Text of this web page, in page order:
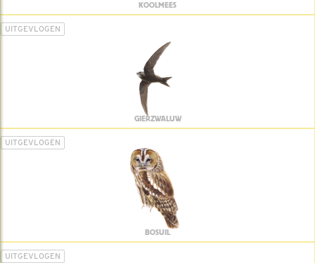
KOOLMEES
UITGEVLOGEN
GIERZWALUW
UITGEVLOGEN
BOSUIL
UITGEVLOGEN